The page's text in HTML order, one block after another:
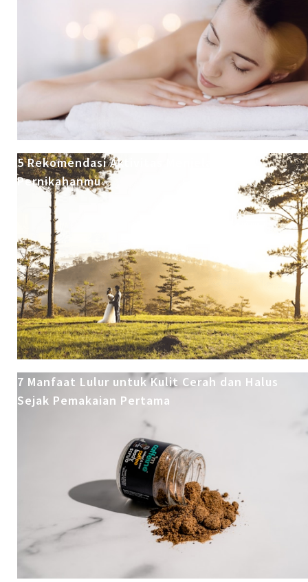
5 Rekomendasi Aktivitas Menjelang
Pernikahanmu
7 Manfaat Lulur untuk Kulit Cerah dan Halus
Sejak Pemakaian Pertama